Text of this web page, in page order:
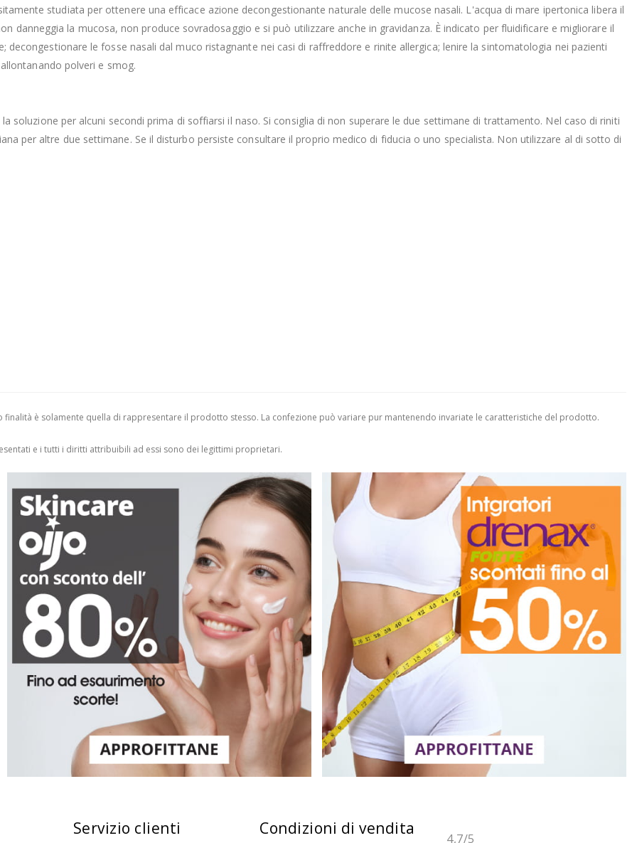
studiata per ottenere una efficace azione decongestionante naturale delle mucose nasali. L'acqua di mare ipertonica libera il
danneggia la mucosa, non produce sovradosaggio e si può utilizzare anche in gravidanza. È indicato per fluidificare e migliorare il
decongestionare le fosse nasali dal muco ristagnante nei casi di raffreddore e rinite allergica; lenire la sintomatologia nei pazienti
polveri e smog.
soluzione per alcuni secondi prima di soffiarsi il naso. Si consiglia di non superare le due settimane di trattamento. Nel caso di riniti
per altre due settimane. Se il disturbo persiste consultare il proprio medico di fiducia o uno specialista. Non utilizzare al di sotto di
è solamente quella di rappresentare il prodotto stesso. La confezione può variare pur mantenendo invariate le caratteristiche del prodotto.
e i tutti i diritti attribuibili ad essi sono dei legittimi proprietari.
Servizio clienti Condizioni di vendita
4,7/5